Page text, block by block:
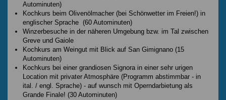
Autominuten)
Kochkurs beim Olivenölmacher (bei Schönwetter im Freien!) in
englischer Sprache (60 Autominuten)
Winzerbesuche in der näheren Umgebung bzw. im Tal zwischen
Greve und Gaiole
Kochkurs am Weingut mit Blick auf San Gimignano (15
Autominuten)
Kochkurs bei einer grandiosen Signora in einer sehr urigen
Location mit privater Atmosphäre (Programm abstimmbar - in
ital. / engl. Sprache) - auf wunsch mit Operndarbietung als
Grande Finale! (30 Autominuten)